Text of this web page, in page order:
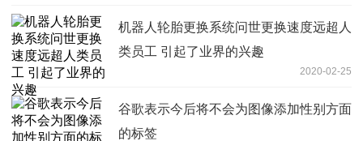
机器人轮胎更换系统问世更换速度远超人
类员工 引起了业界的兴趣
2020-02-25
谷歌表示今后将不会为图像添加性别方面
的标签